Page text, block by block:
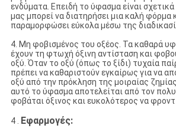
ενδύματα. Επειδή το ύφασμα είναι
μας μπορεί να διατηρήσει μια καλή φόρμα
παραμορφώσει εύκολα μέσω της
4. Μη φοβισμένος του οξέος. Τα καθαρά
έχουν τη φτωχή όξινη αντίσταση και
οξύ. Όταν το οξύ (όπως το ξίδι) τυχαία
πρέπει να καθαριστούν εγκαίρως για να
οξύ από την πρόκληση της μοιραίας
αυτό το ύφασμα αποτελείται από τον
φοβάται όξινος και ευκολότερος να
4 . Εφαρμογές: